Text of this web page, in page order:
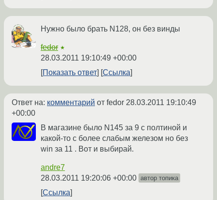
Нужно было брать N128, он без винды
fedor ★
28.03.2011 19:10:49 +00:00
Показать ответ
Ссылка
Ответ на: комментарий от fedor 28.03.2011 19:10:49
+00:00
В магазине было N145 за 9 с полтиной и
какой-то с более слабым железом но без
win за 11 . Вот и выбирай.
andre7
28.03.2011 19:20:06 +00:00 автор топика
Ссылка